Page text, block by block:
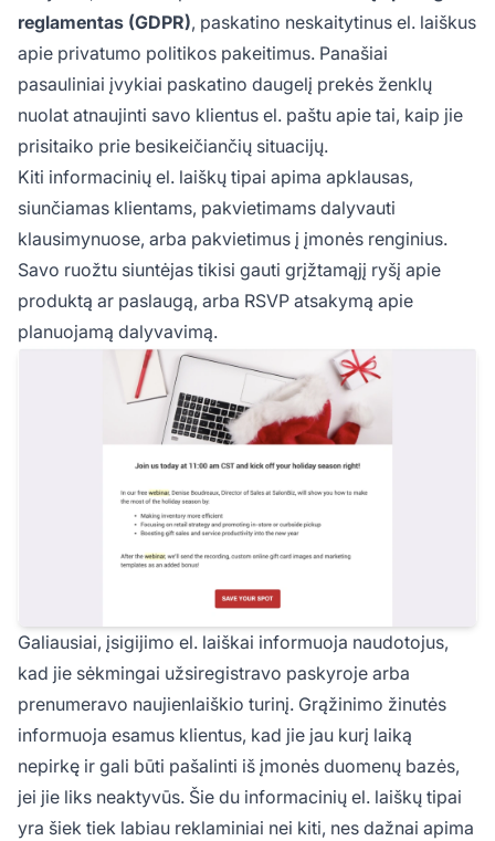
reglamentas (GDPR), paskatino neskaitytinus el. laiškus
apie privatumo politikos pakeitimus. Panašiai
pasauliniai įvykiai paskatino daugelį prekės ženklų
nuolat atnaujinti savo klientus el. paštu apie tai, kaip jie
prisitaiko prie besikeičiančių situacijų.
Kiti informacinių el. laiškų tipai apima apklausas,
siunčiamas klientams, pakvietimams dalyvauti
klausimynuose, arba pakvietimus į įmonės renginius.
Savo ruožtu siuntėjas tikisi gauti grįžtamąjį ryšį apie
produktą ar paslaugą, arba RSVP atsakymą apie
planuojamą dalyvavimą.
Galiausiai, įsigijimo el. laiškai informuoja naudotojus,
kad jie sėkmingai užsiregistravo paskyroje arba
prenumeravo naujienlaiškio turinį. Grąžinimo žinutės
informuoja esamus klientus, kad jie jau kurį laiką
nepirkę ir gali būti pašalinti iš įmonės duomenų bazės,
jei jie liks neaktyvūs. Šie du informacinių el. laiškų tipai
yra šiek tiek labiau reklaminiai nei kiti, nes dažnai apima